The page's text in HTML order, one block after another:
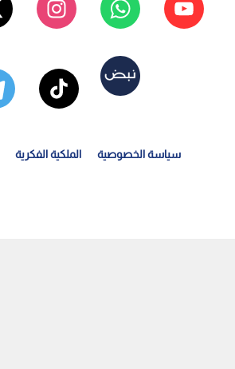
سياسة الخصوصية الملكية الفكرية